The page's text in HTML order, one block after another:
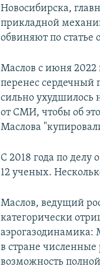
Новосибирска,
прикладной
обвиняют по
Маслов с июня 2022
перенес сердечный
сильно ухудшилось
от СМИ, чтобы об
Маслова
С 2018 года по делу
12 ученых.
Маслов, ведущий
категорически
аэрогазодинамика:
в стране
возможность